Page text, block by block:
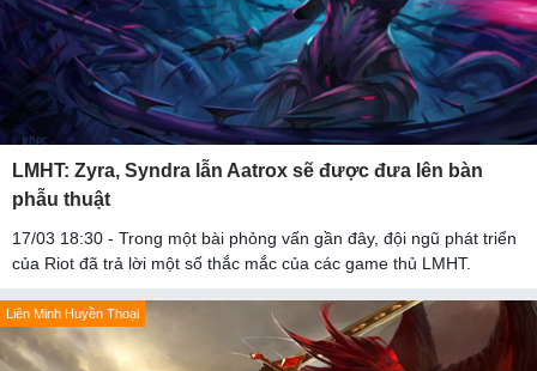
LMHT: Zyra, Syndra lẫn Aatrox sẽ được đưa lên bàn
phẫu thuật
17/03 18:30 - Trong một bài phỏng vấn gần đây, đội ngũ phát triển
của Riot đã trả lời một số thắc mắc của các game thủ LMHT.
Liên Minh Huyền Thoại